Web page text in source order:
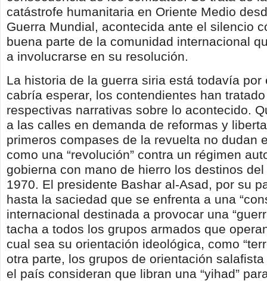
catástrofe humanitaria en Oriente Medio
Guerra Mundial, acontecida ante el silencio
buena parte de la comunidad internacional
a involucrarse en su resolución.
La historia de la guerra siria está todavía por
cabría esperar, los contendientes han
respectivas narrativas sobre lo acontecido.
a las calles en demanda de reformas y
primeros compases de la revuelta no dudan
como una “revolución” contra un régimen
gobierna con mano de hierro los destinos
1970. El presidente Bashar al-Asad, por su
hasta la saciedad que se enfrenta a una
internacional destinada a provocar una
tacha a todos los grupos armados que
cual sea su orientación ideológica, como
otra parte, los grupos de orientación
el país consideran que libran una “yihad”